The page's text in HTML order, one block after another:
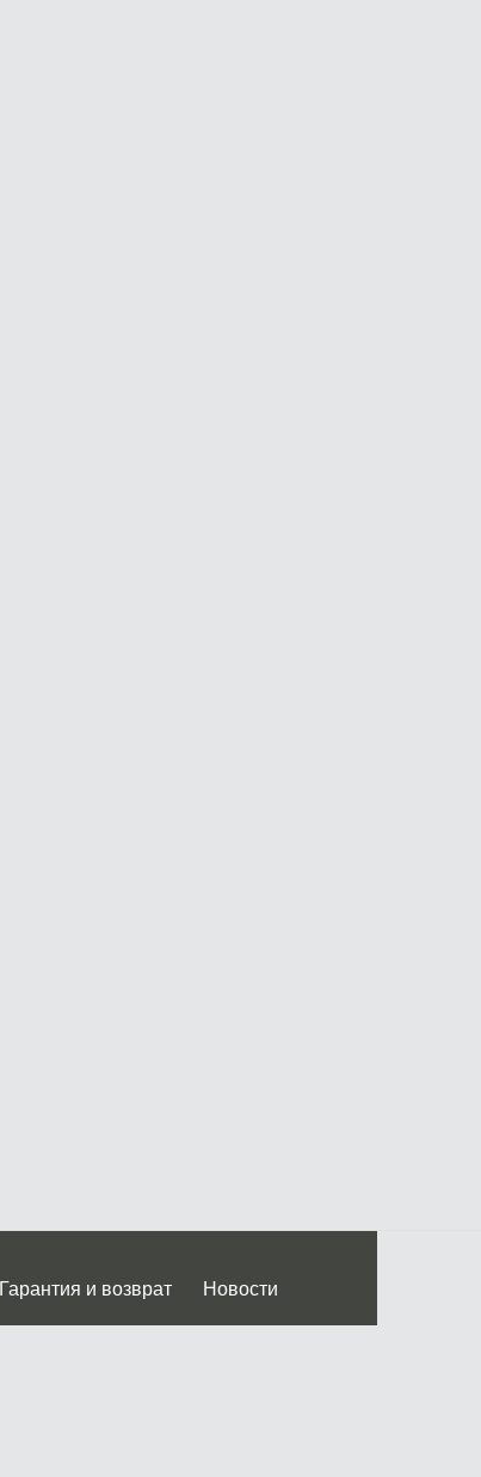
Гарантия и возврат Новости